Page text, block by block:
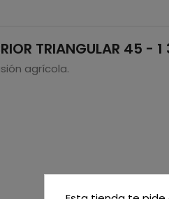
TRIANGULAR 45
agrícola.